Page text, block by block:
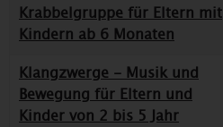
Krabbelgruppe für Eltern mit
Kindern ab 6 Monaten
Klangzwerge - Musik und
Bewegung für Eltern und
Kinder von 2 bis 5 Jahr